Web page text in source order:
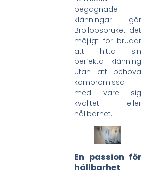
begagnade
klänningar gör
Bröllopsbruket det
möjligt för brudar
att hitta sin
perfekta klänning
utan att behöva
kompromissa
med vare sig
kvalitet eller
hållbarhet.
En passion för
hållbarhet